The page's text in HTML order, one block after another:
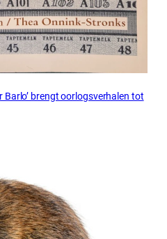
Barlo’ brengt oorlogsverhalen tot